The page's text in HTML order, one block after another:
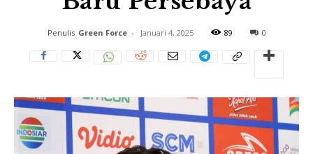
Penulis Green Force - Januari 4, 2025 89 0